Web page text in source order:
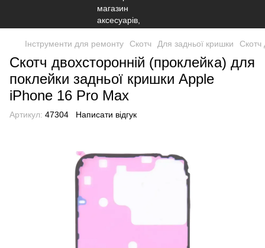
Інструменти для ремонту Скотч Для задньої кришки Скотч
Скотч двохсторонній (проклейка) для
поклейки задньої кришки Apple
iPhone 16 Pro Max
Артикул: 47304 Написати відгук